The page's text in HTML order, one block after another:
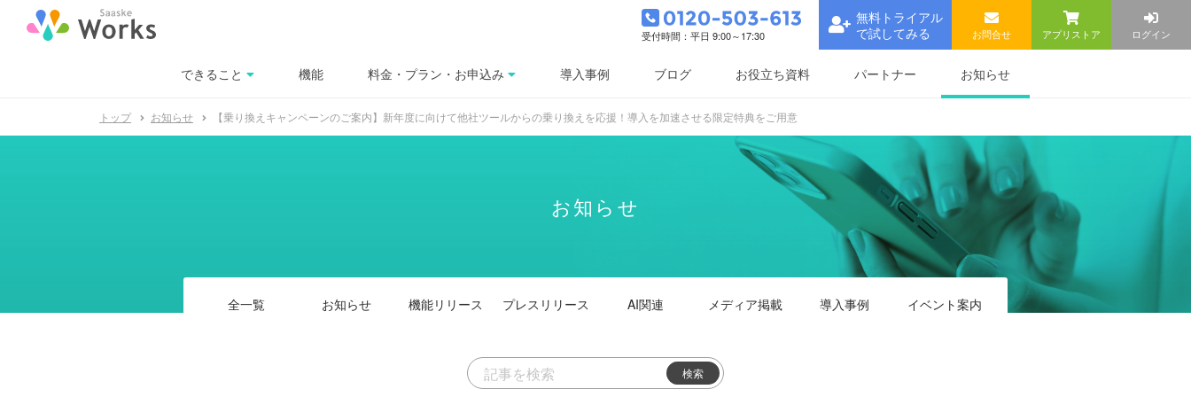
受付時間：平日 9:00～17:30
無料トライアル
で試してみる
お問合せ アプリストア ログイン
できること 機能 料金・プラン・お申込み 導入事例 ブログ お役立ち資料 パートナー お知らせ
トップ お知らせ 【乗り換えキャンペーンのご案内】新年度に向けて他社ツールからの乗り換えを応援！導入を加速させる限定特典をご用意
お知らせ
全一覧 お知らせ 機能リリース プレス リリース AI関連 メディア掲載 導入事例 イベント案内